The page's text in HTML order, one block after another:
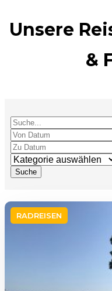
Unsere
&
RADREISEN